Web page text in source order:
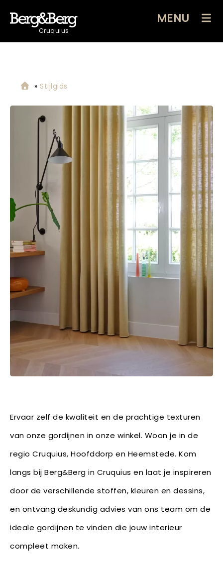
Cruquius
MENU
» Stijlgids
Ervaar zelf de kwaliteit en de prachtige texturen
van onze gordijnen in onze winkel. Woon je in de
regio Cruquius, Hoofddorp en Heemstede. Kom
langs bij Berg&Berg in Cruquius en laat je inspireren
door de verschillende stoffen, kleuren en dessins,
en ontvang deskundig advies van ons team om de
ideale gordijnen te vinden die jouw interieur
compleet maken.